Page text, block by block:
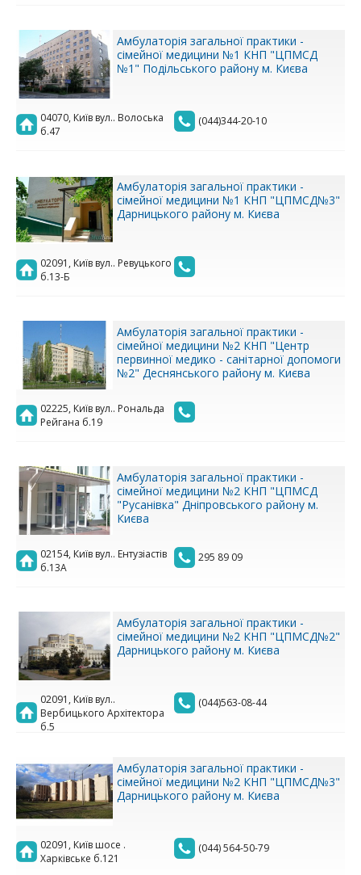
Амбулаторія загальної практики -
сімейної медицини №1 КНП "ЦПМСД
№1" Подільського району м. Києва
04070, Київ вул.. Волоська
б.47
(044)344-20-10
Амбулаторія загальної практики -
сімейної медицини №1 КНП "ЦПМСД№3"
Дарницького району м. Києва
02091, Київ вул.. Ревуцького
б.13-Б
Амбулаторія загальної практики -
сімейної медицини №2 КНП "Центр
первинної медико - санітарної допомоги
№2" Деснянського району м. Києва
02225, Київ вул.. Рональда
Рейгана б.19
Амбулаторія загальної практики -
сімейної медицини №2 КНП "ЦПМСД
"Русанівка" Дніпровського району м.
Києва
02154, Київ вул.. Ентузіастів
б.13А
295 89 09
Амбулаторія загальної практики -
сімейної медицини №2 КНП "ЦПМСД№2"
Дарницького району м. Києва
02091, Київ вул..
Вербицького Архітектора
б.5
(044)563-08-44
Амбулаторія загальної практики -
сімейної медицини №2 КНП "ЦПМСД№3"
Дарницького району м. Києва
02091, Київ шосе .
Харківське б.121
(044) 564-50-79